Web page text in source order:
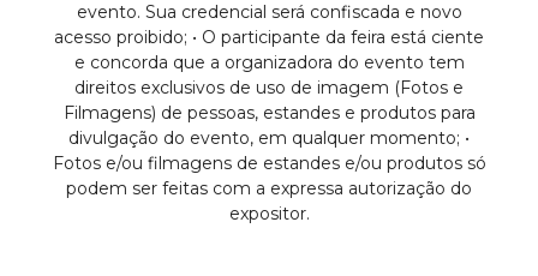
evento. Sua credencial será confiscada e novo
acesso proibido; • O participante da feira está ciente
e concorda que a organizadora do evento tem
direitos exclusivos de uso de imagem (Fotos e
Filmagens) de pessoas, estandes e produtos para
divulgação do evento, em qualquer momento; •
Fotos e/ou filmagens de estandes e/ou produtos só
podem ser feitas com a expressa autorização do
expositor.